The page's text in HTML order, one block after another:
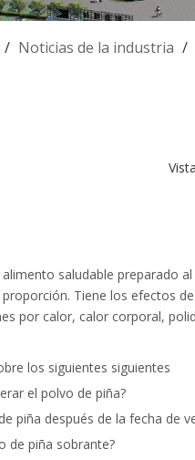
/ Noticias de la industria /
alimento saludable preparado
Tiene los efectos
por calor, calor corporal,
los siguientes siguientes
el polvo de piña?
piña después de la fecha de
de piña sobrante?